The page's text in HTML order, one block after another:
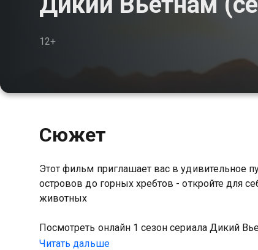
12+
Сюжет
Этот фильм приглашает вас в удивительное
островов до горных хребтов - откройте для
животных
Посмотреть онлайн 1 сезон сериала Дикий
качестве на Казахтелеком
Читать дальше